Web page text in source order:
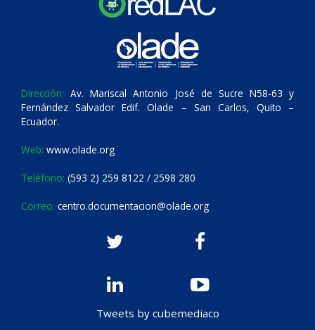
Dirección: Av. Mariscal Antonio José de Sucre N58-63 y
Fernández Salvador Edif. Olade – San Carlos, Quito –
Ecuador.
Web: www.olade.org
Teléfono: (593 2) 259 8122 / 2598 280
Correo: centro.documentacion@olade.org
Tweets by cubemediaco